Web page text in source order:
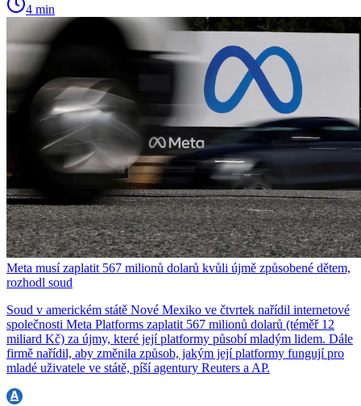
4 min
Meta musí zaplatit 567 milionů dolarů kvůli újmě způsobené dětem,
rozhodl soud
Soud v americkém státě Nové Mexiko ve čtvrtek nařídil internetové
společnosti Meta Platforms zaplatit 567 milionů dolarů (téměř 12
miliard Kč) za újmy, které její platformy působí mladým lidem. Dále
firmě nařídil, aby změnila způsob, jakým její platformy fungují pro
mladé uživatele ve státě, píší agentury Reuters a AP.